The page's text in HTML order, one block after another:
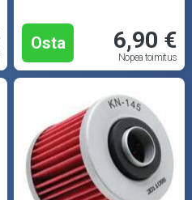
Osta 6,90 €
Nopea toimitus